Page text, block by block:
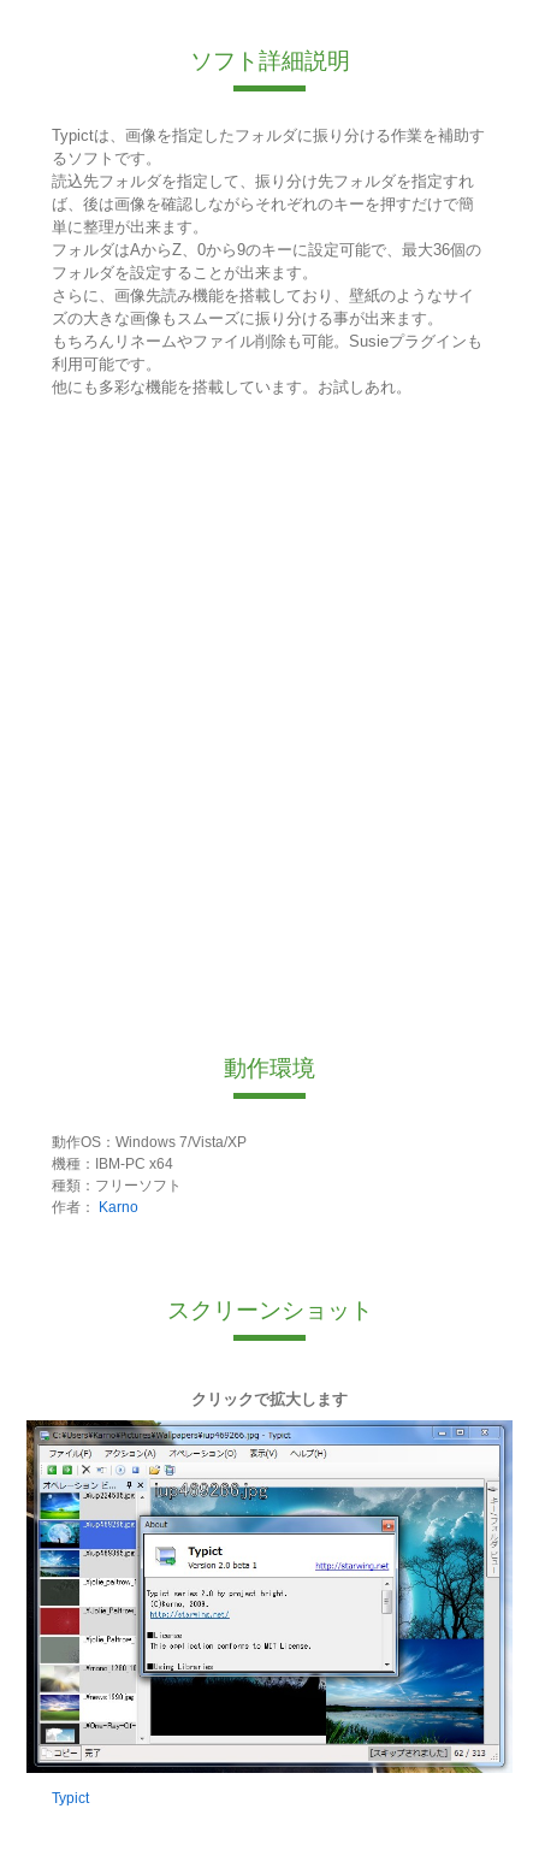
ソフト詳細説明
Typictは、画像を指定したフォルダに振り分ける作業を補助す
るソフトです。
読込先フォルダを指定して、振り分け先フォルダを指定すれ
ば、後は画像を確認しながらそれぞれのキーを押すだけで簡
単に整理が出来ます。
フォルダはAからZ、0から9のキーに設定可能で、最大36個の
フォルダを設定することが出来ます。
さらに、画像先読み機能を搭載しており、壁紙のようなサイ
ズの大きな画像もスムーズに振り分ける事が出来ます。
もちろんリネームやファイル削除も可能。Susieプラグインも
利用可能です。
他にも多彩な機能を搭載しています。お試しあれ。
動作環境
動作OS：Windows 7/Vista/XP
機種：IBM-PC x64
種類：フリーソフト
作者：
Karno
スクリーンショット
クリックで拡大します
Typict